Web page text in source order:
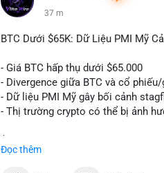
37 m
BTC Dưới $65K: Dữ Liệu PMI Mỹ
- Giá BTC hấp thụ dưới $65.000
- Divergence giữa BTC và cổ phiếu/
- Dữ liệu PMI Mỹ gây bối cảnh
- Thị trường crypto có thể bị ảnh
Đọc thêm